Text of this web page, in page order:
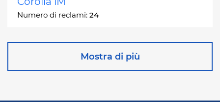
Numero di reclami: 24
Corona Station Wagon
Mostra di più